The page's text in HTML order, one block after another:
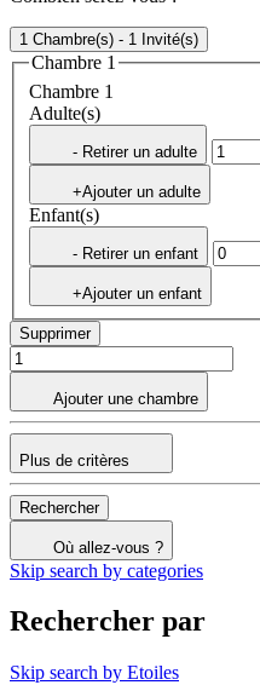
1 Chambre(s) - 1 Invité(s)
Chambre 1
Chambre 1
Adulte(s)
- Retirer un adulte
+Ajouter un adulte
Enfant(s)
- Retirer un enfant
+Ajouter un enfant
Supprimer
Ajouter une chambre
Plus de critères
Rechercher
Où allez-vous ?
Skip search by categories
Rechercher par
Skip search by Etoiles